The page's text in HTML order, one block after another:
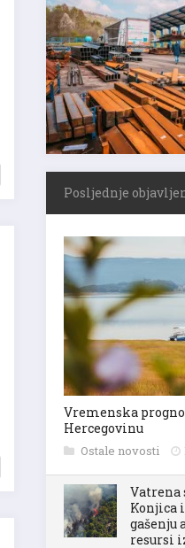
Posljednje
Vremenska
Hercegovinu
Ostale novosti
Konjica
gašenju
resursi